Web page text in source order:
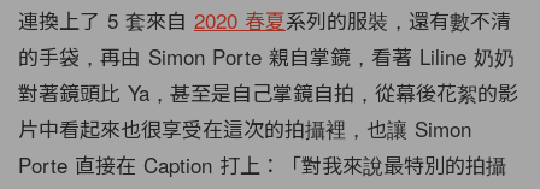
連換上了 5 套來自 2020 春夏系列的服裝，還有數不清
的手袋，再由 Simon Porte 親自掌鏡，看著 Liline 奶奶
對著鏡頭比 Ya，甚至是自己掌鏡自拍，從幕後花絮的影
片中看起來也很享受在這次的拍攝裡，也讓 Simon
Porte 直接在 Caption 打上：「對我來說最特別的拍攝